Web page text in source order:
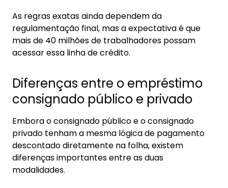
As regras exatas ainda dependem da
regulamentação final, mas a expectativa é que
mais de 40 milhões de trabalhadores possam
acessar essa linha de crédito.
Diferenças entre o empréstimo
consignado público e privado
Embora o consignado público e o consignado
privado tenham a mesma lógica de pagamento
descontado diretamente na folha, existem
diferenças importantes entre as duas
modalidades.